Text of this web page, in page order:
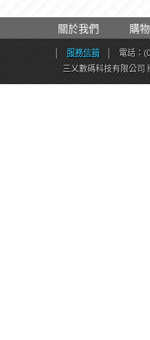
關於我們 購
服務信箱 電話：
三乂數碼科技有限公司